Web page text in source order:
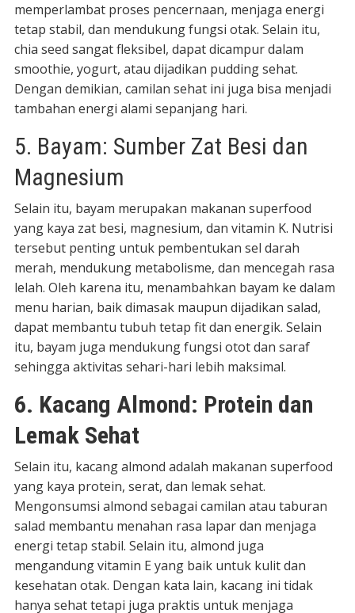
memperlambat proses pencernaan, menjaga energi
tetap stabil, dan mendukung fungsi otak. Selain itu,
chia seed sangat fleksibel, dapat dicampur dalam
smoothie, yogurt, atau dijadikan pudding sehat.
Dengan demikian, camilan sehat ini juga bisa menjadi
tambahan energi alami sepanjang hari.
5. Bayam: Sumber Zat Besi dan
Magnesium
Selain itu, bayam merupakan makanan superfood
yang kaya zat besi, magnesium, dan vitamin K. Nutrisi
tersebut penting untuk pembentukan sel darah
merah, mendukung metabolisme, dan mencegah rasa
lelah. Oleh karena itu, menambahkan bayam ke dalam
menu harian, baik dimasak maupun dijadikan salad,
dapat membantu tubuh tetap fit dan energik. Selain
itu, bayam juga mendukung fungsi otot dan saraf
sehingga aktivitas sehari-hari lebih maksimal.
6. Kacang Almond: Protein dan
Lemak Sehat
Selain itu, kacang almond adalah makanan superfood
yang kaya protein, serat, dan lemak sehat.
Mengonsumsi almond sebagai camilan atau taburan
salad membantu menahan rasa lapar dan menjaga
energi tetap stabil. Selain itu, almond juga
mengandung vitamin E yang baik untuk kulit dan
kesehatan otak. Dengan kata lain, kacang ini tidak
hanya sehat tetapi juga praktis untuk menjaga